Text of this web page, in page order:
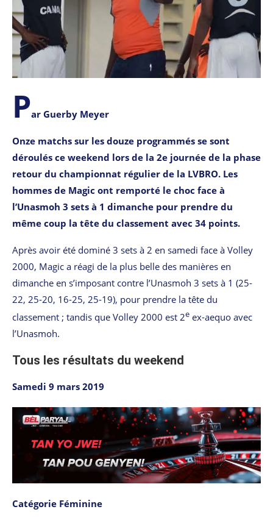
Par Guerby Meyer
Onze matchs sur les douze programmés se sont
déroulés ce weekend lors de la 2e journée de la phase
retour du championnat régulier de la LVBRO. Les
hommes de Magic ont remporté le choc face à
l’Unasmoh 3 sets à 1 dimanche pour prendre du
même coup la tête du classement avec 34 points.
Après avoir été dominé 3 sets à 2 en samedi face à Volley
2000, Magic a réagi de la plus belle des manières en
dimanche en s’imposant contre l’Unasmoh 3 sets à 1 (25-
22, 25-20, 16-25, 25-19), pour prendre la tête du
classement ; tandis que Volley 2000 est 2e ex-aequo avec
l’Unasmoh.
Tous les résultats du weekend
Samedi 9 mars 2019
Catégorie Féminine